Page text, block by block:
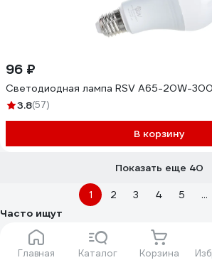
Главная Каталог Корзина
96 ₽
Светодиодная лампа RSV A65-20W-
3.8(57)
В корзину
Показать еще 40
1 2 3 4 5 ...
Часто ищут
Светильники квадратные офисные
Светильники светодиодные уличные